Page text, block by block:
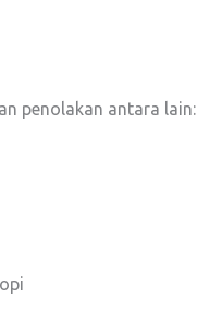
penolakan antara lain: